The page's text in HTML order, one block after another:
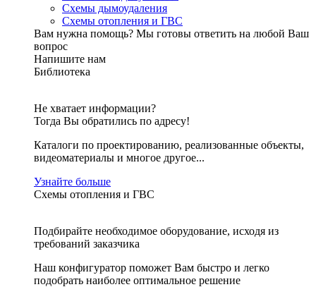
Схемы дымоудаления
Схемы отопления и ГВС
Вам нужна помощь? Мы готовы ответить на любой Ваш
вопрос
Напишите нам
Библиотека
Не хватает информации?
Тогда Вы обратились по адресу!
Каталоги по проектированию, реализованные объекты,
видеоматериалы и многое другое...
Узнайте больше
Схемы отопления и ГВС
Подбирайте необходимое оборудование, исходя из
требований заказчика
Наш конфигуратор поможет Вам быстро и легко
подобрать наиболее оптимальное решение